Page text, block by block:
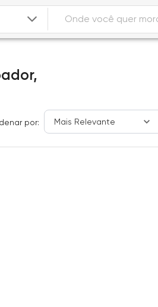
por: Mais Relevante